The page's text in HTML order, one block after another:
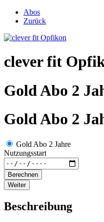
Abos
Zurück
clever fit
Gold Abo 2
Gold Abo 2
Gold Abo 2 Jahre
Nutzungsstart
Berechnen
Weiter
Beschreibung